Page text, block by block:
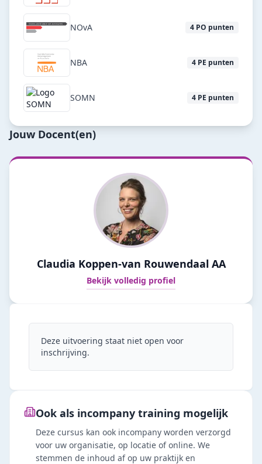
NOvA 4 PO punten
NBA 4 PE punten
SOMN 4 PE punten
Jouw Docent(en)
Claudia Koppen-van Rouwendaal AA
Bekijk volledig profiel
Deze uitvoering staat niet open voor
inschrijving.
Ook als incompany training mogelijk
Deze cursus kan ook incompany worden verzorgd
voor uw organisatie, op locatie of online. We
stemmen de inhoud af op uw praktijk en